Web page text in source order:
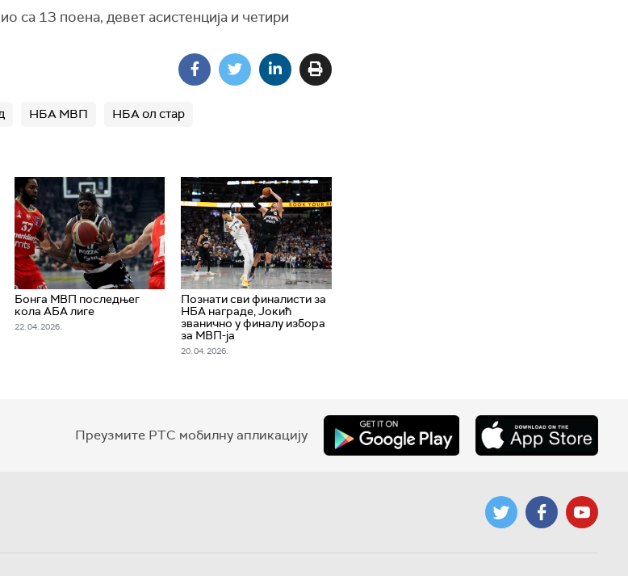
са 13 поена, девет асистенција и четири
НБА МВП НБА ол стар
Бонга МВП последњег
кола АБА лиге
22. 04. 2026.
Познати сви финалисти за
НБА награде, Јокић
званично у финалу избора
за МВП-ја
20. 04. 2026.
Преузмите РТС мобилну апликацију